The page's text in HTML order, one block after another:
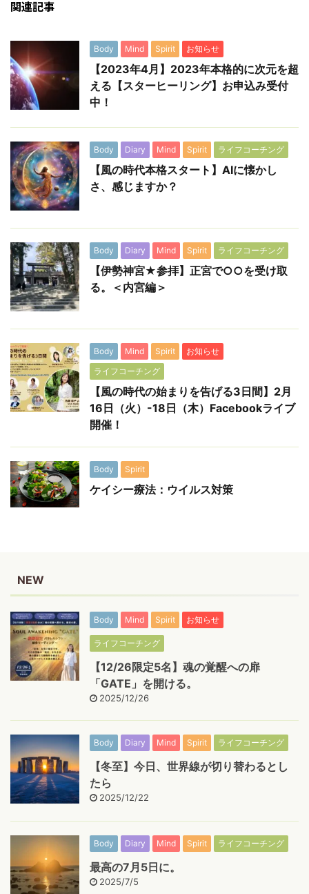
関連記事
Body Mind Spirit お知らせ
【2023年4月】2023年本格的に次元を超
える【スターヒーリング】お申込み受付
中！
Body Diary Mind Spirit ライフコーチング
【風の時代本格スタート】AIに懐かし
さ、感じますか？
Body Diary Mind Spirit ライフコーチング
【伊勢神宮★参拝】正宮で○○を受け取
る。＜内宮編＞
Body Mind Spirit
お知らせ
ライフコーチング
【風の時代の始まりを告げる3日間】2月
16日（火）-18日（木）Facebookライブ
開催！
Body Spirit
ケイシー療法：ウイルス対策
NEW
Body Mind Spirit お知らせ
ライフコーチング
【12/26限定5名】魂の覚醒への扉
「GATE」を開ける。
2025/12/26
Body Diary Mind Spirit ライフコーチング
【冬至】今日、世界線が切り替わるとし
たら
2025/12/22
Body Diary Mind Spirit ライフコーチング
最高の7月5日に。
2025/7/5